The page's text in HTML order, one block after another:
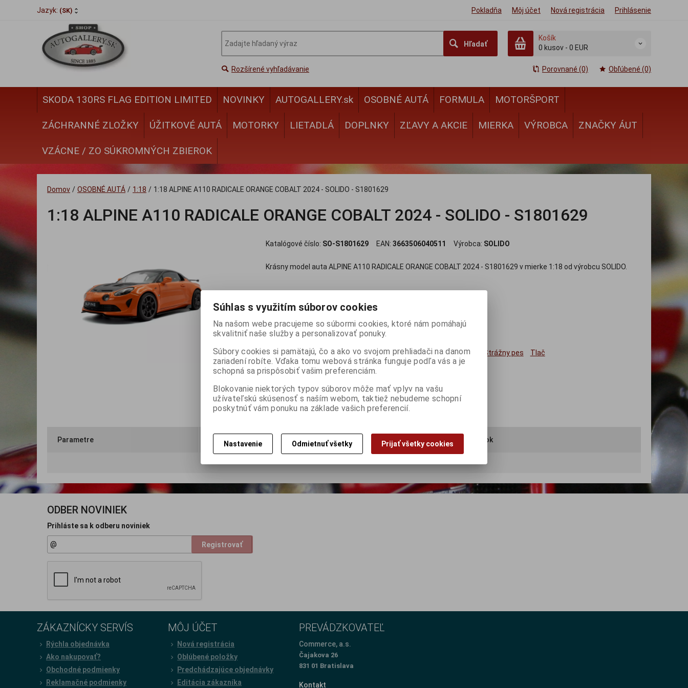
Jazyk: (SK) Pokladňa Môj účet Nová registrácia Prihlásenie
Hľadať
Košík
0 kusov - 0 EUR
Rozšírené vyhľadávanie Porovnané (0) Obľúbené (0)
SKODA 130RS FLAG EDITION LIMITED NOVINKY AUTOGALLERY.sk OSOBNÉ AUTÁ FORMULA MOTORŠPORT
ZÁCHRANNÉ ZLOŽKY ÚŽITKOVÉ AUTÁ MOTORKY LIETADLÁ DOPLNKY ZĽAVY A AKCIE MIERKA VÝROBCA ZNAČKY ÁUT
VZÁCNE / ZO SÚKROMNÝCH ZBIEROK
Domov / OSOBNÉ AUTÁ / 1:18 / 1:18 ALPINE A110 RADICALE ORANGE COBALT 2024 - SOLIDO - S1801629
1:18 ALPINE A110 RADICALE ORANGE COBALT 2024 - SOLIDO - S1801629
Katalógové číslo: SO-S1801629 EAN: 3663506040511 Výrobca: SOLIDO
Krásny model auta ALPINE A110 RADICALE ORANGE COBALT 2024 - S1801629 v mierke 1:18 od výrobcu SOLIDO.
51,95 EUR


ks Pridať do košíka
Porovnať Pridať k oblúbeným Strážny pes Tlač
Skladom:1 ks ISBN:S1801629
Parametre Otázka na výrobok Doporučiť výrobok
ODBER NOVINIEK
Prihláste sa k odberu noviniek
Registrovať
ZÁKAZNÍCKY SERVÍS
Rýchla objednávka
Ako nakupovať?
Obchodné podmienky
Reklamačné podmienky
MÔJ ÚČET
Nová registrácia
Oblúbené položky
Predchádzajúce objednávky
Editácia zákazníka
PREVÁDZKOVATEĽ
Commerce, a.s.
Čajakova 26
831 01 Bratislava
Kontakt
Súhlas s využitím súborov cookies
Na našom webe pracujeme so súbormi cookies, ktoré nám pomáhajú
skvalitniť naše služby a personalizovať ponuky.
Súbory cookies si pamätajú, čo a ako vo svojom prehliadači na danom
zariadení robíte. Vďaka tomu webová stránka funguje podľa vás a je
schopná sa prispôsobiť vašim preferenciám.
Blokovanie niektorých typov súborov môže mať vplyv na vašu
užívateľskú skúsenosť s naším webom, taktiež nebudeme schopní
poskytnúť vám ponuku na základe vašich preferencií.
Nastavenie Odmietnuť všetky Prijať všetky cookies